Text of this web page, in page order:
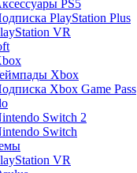
PS5
PlayStation Plus
VR
Xbox
Xbox Game Pass
Switch 2
Switch
VR